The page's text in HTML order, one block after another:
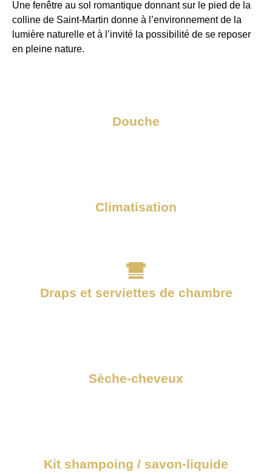
Une fenêtre au sol romantique donnant sur le pied de la
colline de Saint-Martin donne à l’environnement de la
lumière naturelle et à l’invité la possibilité de se reposer
en pleine nature.
Douche
Climatisation
Draps et serviettes de chambre
Sèche-cheveux
Kit shampoing / savon-liquide